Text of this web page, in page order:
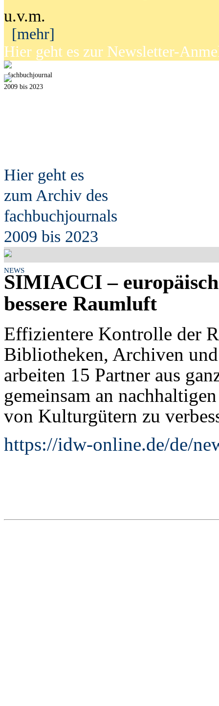
u.v.m.
[mehr]
Hier geht es zur Newsletter-
fachbuchjournal
2009 bis 2023
Hier geht es
zum Archiv des
fachbuchjournals
2009 bis 2023
NEWS
SIMIACCI –
bessere Raumluft
Effizientere Kontrolle der
Bibliotheken, Archiven
arbeiten 15 Partner aus
gemeinsam an
von Kulturgütern zu
https://idw-online.de/de/